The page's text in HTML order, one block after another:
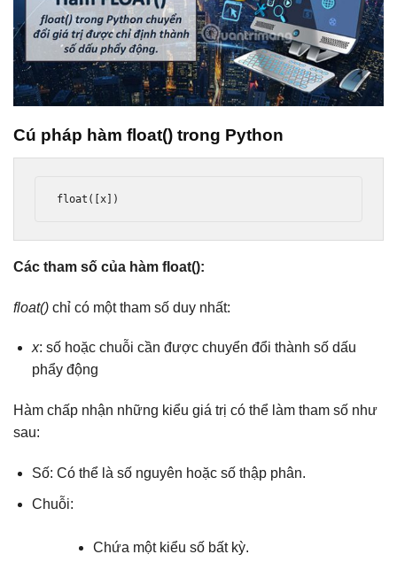
Cú pháp hàm float() trong Python
float ([x ])
Các tham số của hàm float():
float() chỉ có một tham số duy nhất:
x: số hoặc chuỗi cần được chuyển đổi thành số dấu
phẩy động
Hàm chấp nhận những kiểu giá trị có thể làm tham số như
sau:
Số: Có thể là số nguyên hoặc số thập phân.
Chuỗi:
Chứa một kiểu số bất kỳ.